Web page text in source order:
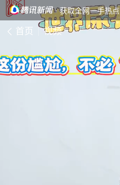
· 获取全网一手热点
首页 视频